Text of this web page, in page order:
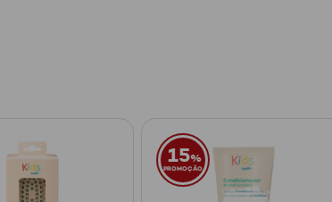
15%
PROMOÇÃO